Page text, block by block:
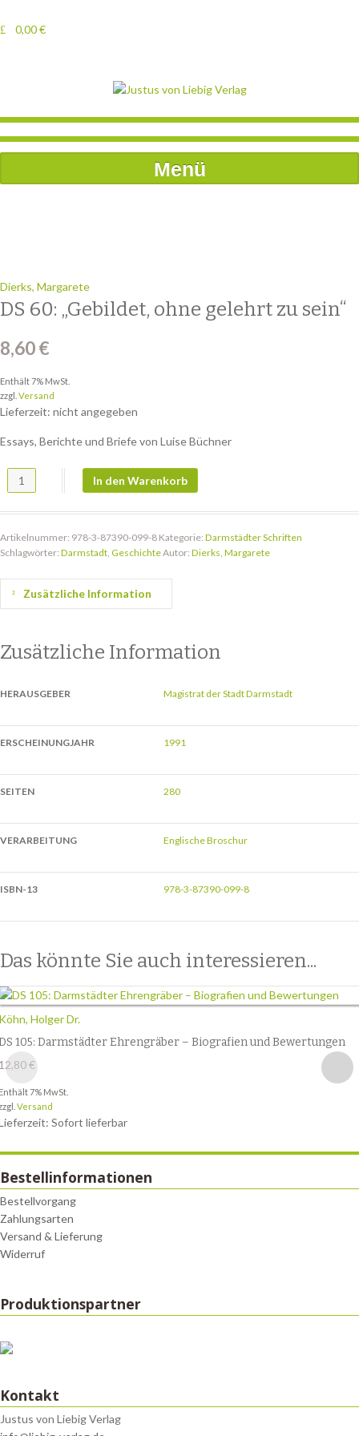
0,00€
Menü
Dierks, Margarete
DS 60: „Gebildet, ohne gelehrt zu sein“
8,60€
Enthält 7% MwSt.
zzgl. Versand
Lieferzeit: nicht angegeben
Essays, Berichte und Briefe von Luise Büchner
DS 60: „Gebildet, ohne gelehrt zu sein“ Menge
In den Warenkorb
Artikelnummer: 978-3-87390-099-8 Kategorie: Darmstädter Schriften
Schlagwörter: Darmstadt, GeschichteAutor: Dierks, Margarete
Zusätzliche Information
Zusätzliche Information
HERAUSGEBER Magistrat der Stadt Darmstadt
ERSCHEINUNGJAHR 1991
SEITEN 280
VERARBEITUNG Englische Broschur
ISBN-13 978-3-87390-099-8
Das könnte Sie auch interessieren...
Holger Dr.
105: Darmstädter Ehrengräber – Biografien und Bewertungen
€
7% MwSt.
Versand
Sofort lieferbar
Bestellinformationen
Bestellvorgang
Zahlungsarten
Versand & Lieferung
Widerruf
Produktionspartner
Kontakt
Justus von Liebig Verlag